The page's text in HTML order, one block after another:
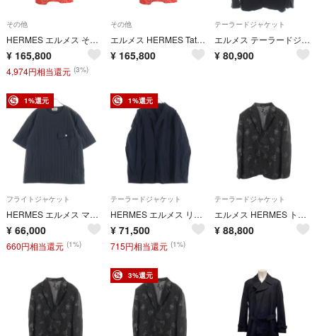
その他
HERMES エルメス その他コート Tatersales Long Beach フード付き
¥ 165,800
4,974円相当還元 (3%)
その他
エルメス HERMES Tatersales Long Beach フード付き 衣料品 アウター ナイロン メンズ オレンジ系 / マルチカラー 【中古】
¥ 165,800
テーラードジャケット
エルメス テーラードジャケット ブレザー ストレッチ 52 紺 /MW
¥ 80,900
1%還元
フライトジャケット
HERMES エルメス マテラッセ ジャケット プルオーバー 胸ポケット セリエボタン サイドジップ 中綿キルティング Tシャツ カットソー グレー
¥ 66,000
660円相当還元 (1%)
1%還元
テーラードジャケット
HERMES エルメス リバーシブル マルチポケット テーラードジャケット ナイロン ブラック G197003K
¥ 71,500
715円相当還元 (1%)
テーラードジャケット
エルメス HERMES トランプ シングルブレスト 2B テーラードジャケット 衣料品 アウター ポリエステル / コットン メンズ ブラック系 【中古】
¥ 88,800
3%還元